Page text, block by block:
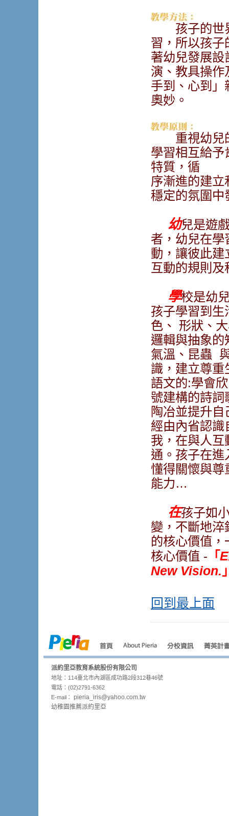
孩子的世界
習，所以孩子
著幼兒發展設
演、教具操作
手到、心到」
奧妙。
重視幼兒的
學習相互給予
特質，循
序漸進的建
穩定的氛圍中
幼兒是遊
者，幼兒在學
動，讓彼此建
互動的規則
學校是幼
孩子學習到生
色、 形狀、
邏輯與抽象的
氣溫、昆蟲
識，建立尊重
語文的:學會
號建構的詩詞
陶冶並提升
經由內省認識
我，在與人互
通。孩子在進
懂得關懷與尊
能力…
在孩子如
變，不斷地淬
的核心價值
核心價值 - 「
New Vision.
回到最上面
派約里亞教育系統股份有限公司
地址：114臺北市內湖區成功路2段312巷46號
電話：(02)2791-6362
E-mail： pieria_ iris@yahoo.com.tw
幼稚園推薦派約里亞